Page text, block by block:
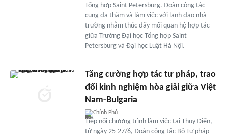
Tổng hợp Saint Petersburg. Đoàn công tác
cũng đã thăm và làm việc với lãnh đạo nhà
trường nhằm thúc đẩy mối quan hệ hợp tác
giữa Trường Đại học Tổng hợp Saint
Petersburg và Đại học Luật Hà Nội.
Tăng cường hợp tác tư pháp, trao
đổi kinh nghiệm hòa giải giữa Việt
Nam-Bulgaria
Chính Phủ
Tiếp nối chương trình làm việc tại Thụy Điển,
từ ngày 25-27/6, Đoàn công tác Bộ Tư pháp